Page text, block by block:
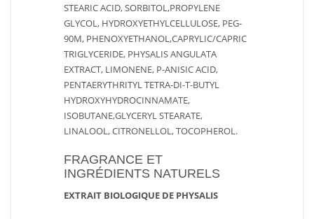
STEARIC ACID, SORBITOL,PROPYLENE
GLYCOL, HYDROXYETHYLCELLULOSE, PEG-
90M, PHENOXYETHANOL,CAPRYLIC/CAPRIC
TRIGLYCERIDE, PHYSALIS ANGULATA
EXTRACT, LIMONENE, P-ANISIC ACID,
PENTAERYTHRITYL TETRA-DI-T-BUTYL
HYDROXYHYDROCINNAMATE,
ISOBUTANE,GLYCERYL STEARATE,
LINALOOL, CITRONELLOL, TOCOPHEROL.
FRAGRANCE ET
INGRÉDIENTS NATURELS
EXTRAIT BIOLOGIQUE DE PHYSALIS